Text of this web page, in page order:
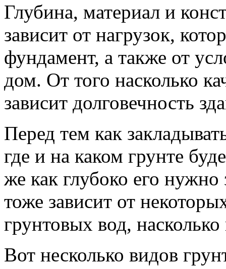
Глубина, материал и
зависит от нагрузок,
фундамент, а также от
дом. От того насколько
зависит долговечность
Перед тем как
где и на каком грунте
же как глубоко его
тоже зависит от
грунтовых вод,
Вот несколько видов